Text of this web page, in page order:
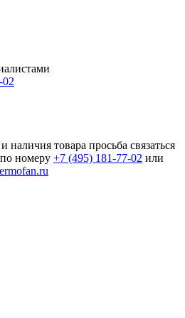
02
наличия товара просьба связаться
номеру +7 (495) 181-77-02 или